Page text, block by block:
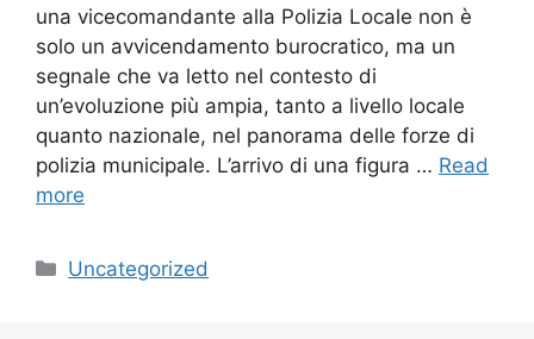
una vicecomandante alla Polizia Locale non è
solo un avvicendamento burocratico, ma un
segnale che va letto nel contesto di
un’evoluzione più ampia, tanto a livello locale
quanto nazionale, nel panorama delle forze di
polizia municipale. L’arrivo di una figura … Read
more
Categories
Uncategorized